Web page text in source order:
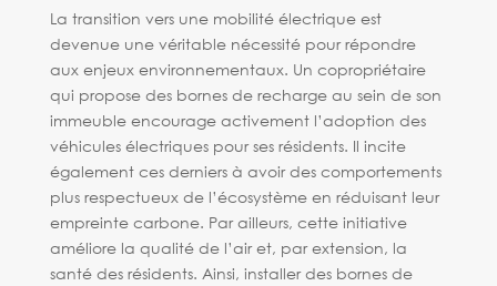
La transition vers une mobilité électrique est
devenue une véritable nécessité pour répondre
aux enjeux environnementaux. Un copropriétaire
qui propose des bornes de recharge au sein de son
immeuble encourage activement l’adoption des
véhicules électriques pour ses résidents. Il incite
également ces derniers à avoir des comportements
plus respectueux de l’écosystème en réduisant leur
empreinte carbone. Par ailleurs, cette initiative
améliore la qualité de l’air et, par extension, la
santé des résidents. Ainsi, installer des bornes de